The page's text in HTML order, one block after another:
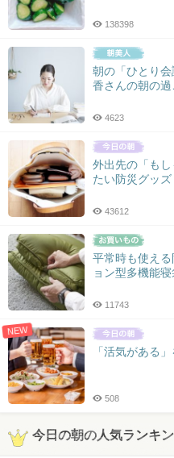
138398
朝の「ひとり
香さんの朝の
4623
外出先の「も
たい防災グッズ
43612
平常時も使え
ョン型多機能寝
11743
NEW
「活気がある
508
今日の朝の人気ランキ